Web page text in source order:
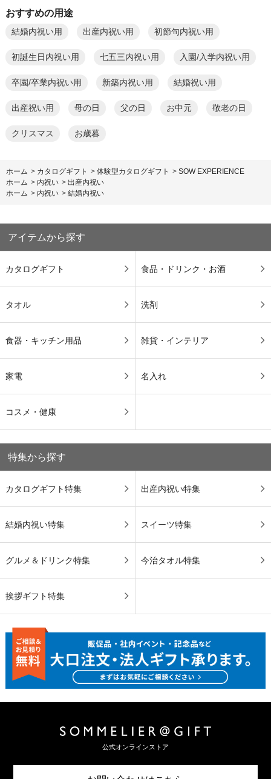
おすすめの用途
結婚内祝い用 出産内祝い用 初節句内祝い用
初誕生日内祝い用 七五三内祝い用 入園/入学内祝い用
卒園/卒業内祝い用 新築内祝い用 結婚祝い用
出産祝い用 母の日 父の日 お中元 敬老の日
クリスマス お歳暮
ホーム > カタログギフト > 体験型カタログギフト > SOW EXPERIENCE
ホーム > 内祝い > 出産内祝い
ホーム > 内祝い > 結婚内祝い
アイテムから探す
カタログギフト 食品・ドリンク・お酒
タオル 洗剤
食器・キッチン用品 雑貨・インテリア
家電 名入れ
コスメ・健康
特集から探す
カタログギフト特集 出産内祝い特集
結婚内祝い特集 スイーツ特集
グルメ＆ドリンク特集 今治タオル特集
挨拶ギフト特集
公式オンラインストア